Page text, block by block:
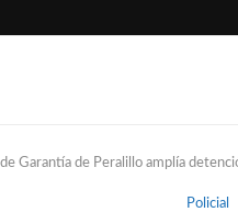
Garantía de Peralillo amplía
Policial